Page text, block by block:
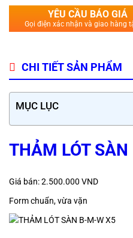
YÊU CẦU BÁO GIÁ
Gọi điện xác nhận và giao hàng
CHI TIẾT SẢN PHẨM
MỤC LỤC
THẢM LÓT
Giá bán: 2.500.000 VND
Form chuẩn, vừa vặn